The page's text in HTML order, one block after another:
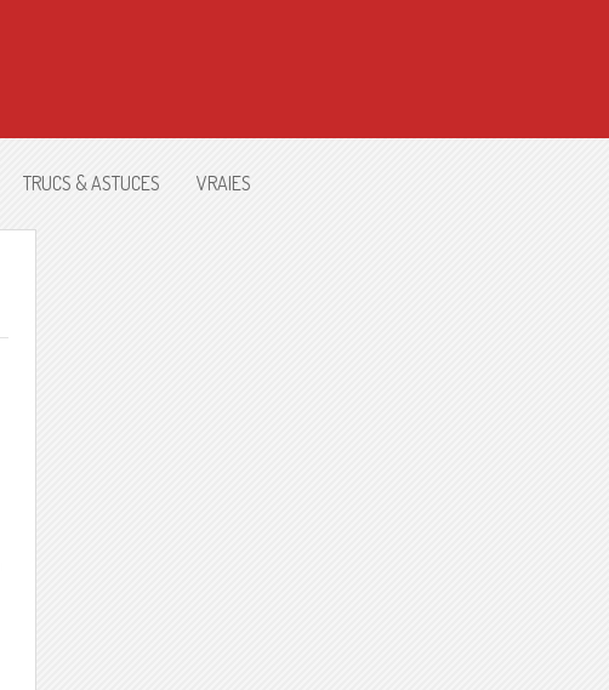
TRUCS & ASTUCES VRAIES